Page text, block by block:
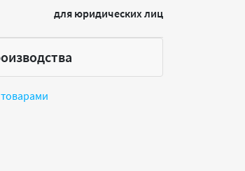
для юридических лиц